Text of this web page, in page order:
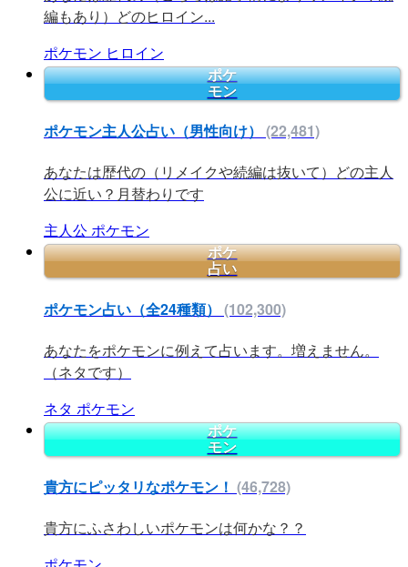
編もあり）どのヒロイン...
ポケモン ヒロイン
ポケ
モン
ポケモン主人公占い（男性向け） (22,481)
あなたは歴代の（リメイクや続編は抜いて）どの主人
公に近い？月替わりです
主人公ポケモン
ポケ
占い
ポケモン占い（全24種類） (102,300)
あなたをポケモンに例えて占います。増えません。
（ネタです）
ネタ ポケモン
ポケ
モン
貴方にピッタリなポケモン！ (46,728)
貴方にふさわしいポケモンは何かな？？